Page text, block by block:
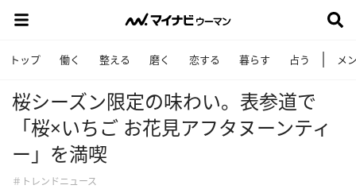
トップ 働く 整える 磨く 恋する 暮らす 占う メ
桜シーズン限定の味わい。表参道で
「桜×いちご お花見アフタヌーンティ
ー」を満喫
＃トレンドニュース